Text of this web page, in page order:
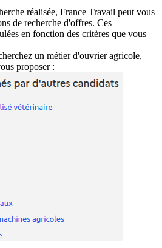
réalisée, France Travail peut vous
de recherche d'offres. Ces
en fonction des critères que vous
un métier d'ouvrier agricole,
proposer :